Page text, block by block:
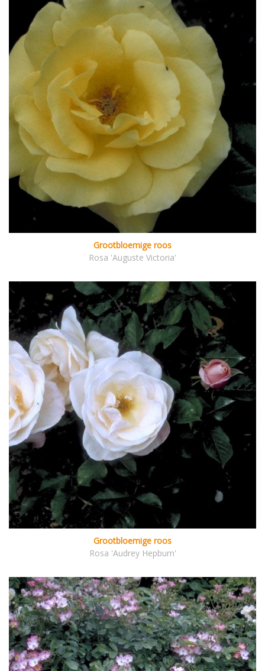
Grootbloemige roos
Rosa 'Auguste Victoria'
Grootbloemige roos
Rosa 'Audrey Hepburn'